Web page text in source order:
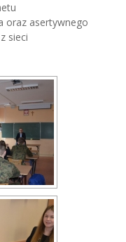
oraz asertywnego
sieci